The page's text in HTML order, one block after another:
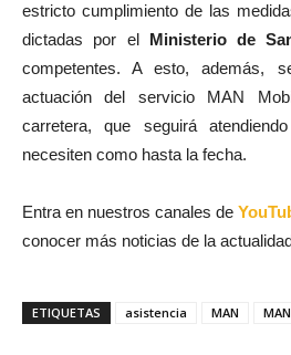
estricto cumplimiento de las
dictadas por el Ministerio de
competentes. A esto, además,
actuación del servicio MAN
carretera, que seguirá
necesiten como hasta la fecha.
Entra en nuestros canales de
conocer más noticias de la
ETIQUETAS asistencia MAN